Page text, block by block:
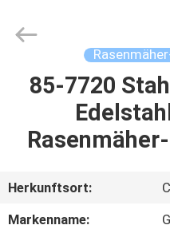
HAUS
PRODUKTE
ÜBER
UNS
Trading
Reserved.85-7720
Herkunftsort:
Markenname: